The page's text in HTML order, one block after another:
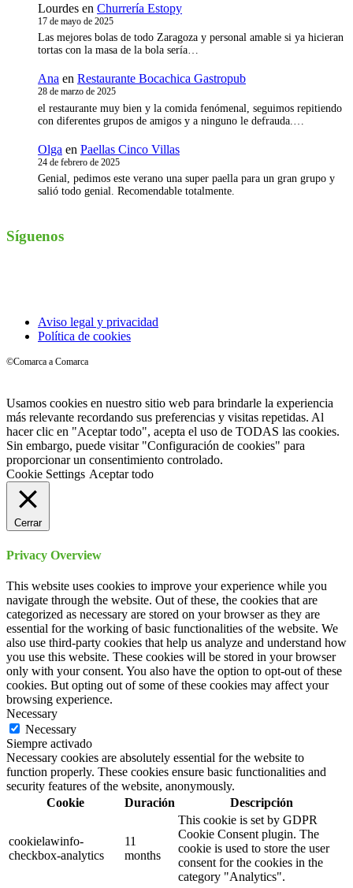
Lourdes en Churrería Estopy
17 de mayo de 2025
Las mejores bolas de todo Zaragoza y personal amable si ya hicieran
tortas con la masa de la bola sería…
Ana en Restaurante Bocachica Gastropub
28 de marzo de 2025
el restaurante muy bien y la comida fenómenal, seguimos repitiendo
con diferentes grupos de amigos y a ninguno le defrauda.…
Olga en Paellas Cinco Villas
24 de febrero de 2025
Genial, pedimos este verano una super paella para un gran grupo y
salió todo genial. Recomendable totalmente.
Síguenos
Aviso legal y privacidad
Política de cookies
©Comarca a Comarca
Usamos cookies en nuestro sitio web para brindarle la experiencia
más relevante recordando sus preferencias y visitas repetidas. Al
hacer clic en "Aceptar todo", acepta el uso de TODAS las cookies.
Sin embargo, puede visitar "Configuración de cookies" para
proporcionar un consentimiento controlado.
Cookie Settings Aceptar todo
Cerrar
Privacy Overview
This website uses cookies to improve your experience while you
navigate through the website. Out of these, the cookies that are
categorized as necessary are stored on your browser as they are
essential for the working of basic functionalities of the website. We
also use third-party cookies that help us analyze and understand how
you use this website. These cookies will be stored in your browser
only with your consent. You also have the option to opt-out of these
cookies. But opting out of some of these cookies may affect your
browsing experience.
Necessary
Necessary
Siempre activado
Necessary cookies are absolutely essential for the website to
function properly. These cookies ensure basic functionalities and
security features of the website, anonymously.
Cookie
Duración Descripción
cookielawinfo-
checkbox-analytics
11
months
This cookie is set by GDPR
Cookie Consent plugin. The
cookie is used to store the user
consent for the cookies in the
category "Analytics".